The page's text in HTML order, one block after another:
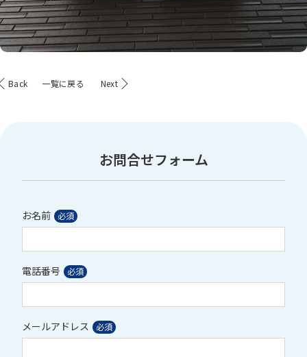
Back 一覧に戻る Next
お問合せフォーム
お名前
電話番号
メールアドレス